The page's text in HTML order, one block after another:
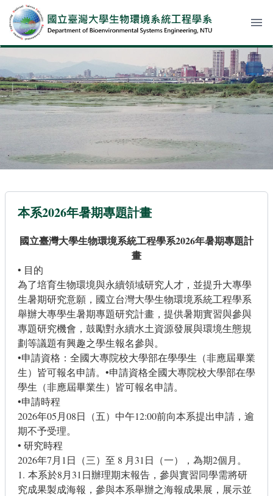
menu
本系2026年暑期專題計畫
國立臺灣大學生物環境系統工程學系2026年暑期專題計
畫
• 目的
為了培育生物環境與永續領域研究人才，並提升大專學
生暑期研究意願，國立台灣大學生物環境系統工程學系
舉辦大專學生暑期專題研究計畫，提供暑期實習與參與
專題研究機會，鼓勵對永續水土資源發展與環境生態規
劃等議題有興趣之學生報名參與。
•申請資格：全國大專院校大學部在學學生（非應屆畢業
生）皆可報名申請。•申請資格全國大專院校大學部在學
學生（非應屆畢業生）皆可報名申請。
•申請時程
2026年05月08日（五）中午12:00前向本系提出申請，逾
期不予受理。
• 研究時程
2026年7月1日（三）至 8 月31日（一），為期2個月。
1. 本系於8月31日辦理期末報告，參與實習同學需將研
究成果製成海報，參與本系舉辦之海報成果展，展示並